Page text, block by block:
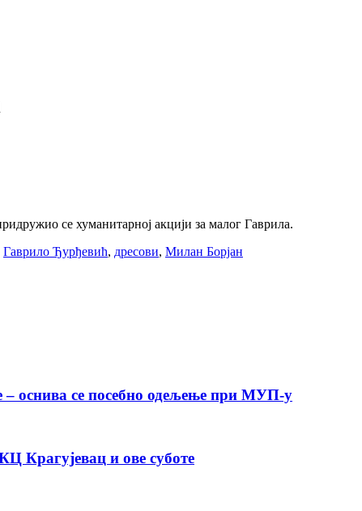
се хуманитарној акцији за малог Гаврила.
Гаврило Ђурђевић, дресови, Милан Борјан
оснива се посебно одељење при МУП-у
Крагујевац и ове суботе